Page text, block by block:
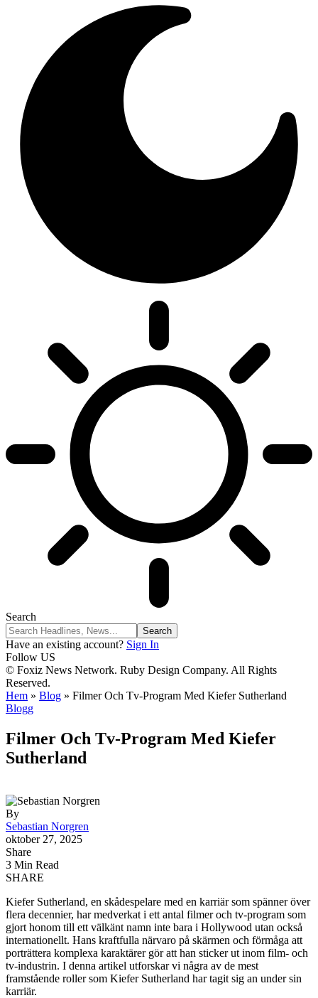
Search
Have an existing account? Sign In
Follow US
© Foxiz News Network. Ruby Design Company. All Rights
Reserved.
Hem » Blog » Filmer Och Tv-Program Med Kiefer Sutherland
Blogg
Filmer Och Tv-Program Med Kiefer
Sutherland
By
Sebastian Norgren
oktober 27, 2025
Share
3 Min Read
SHARE
Kiefer Sutherland, en skådespelare med en karriär som spänner över
flera decennier, har medverkat i ett antal filmer och tv-program som
gjort honom till ett välkänt namn inte bara i Hollywood utan också
internationellt. Hans kraftfulla närvaro på skärmen och förmåga att
porträttera komplexa karaktärer gör att han sticker ut inom film- och
tv-industrin. I denna artikel utforskar vi några av de mest
framstående roller som Kiefer Sutherland har tagit sig an under sin
karriär.